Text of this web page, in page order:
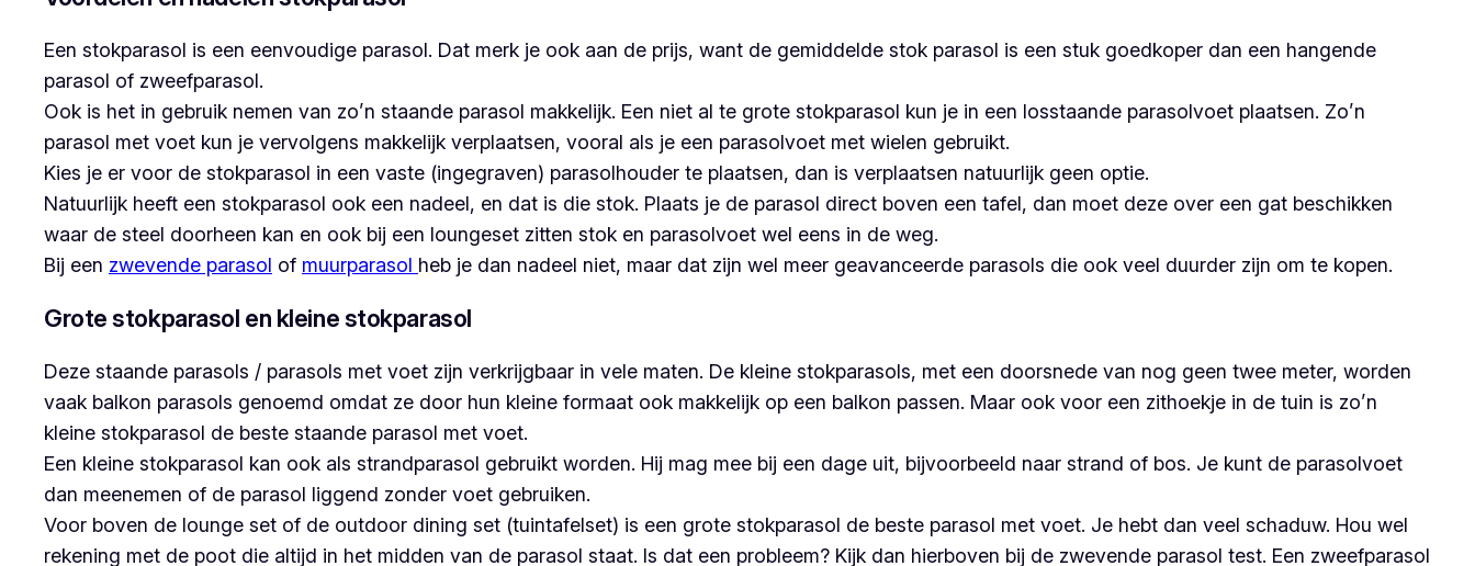
Een stokparasol is een eenvoudige parasol. Dat merk je ook aan de prijs, want de gemiddelde stok parasol is een stuk goedkoper dan een hangende
parasol of zweefparasol.
Ook is het in gebruik nemen van zo’n staande parasol makkelijk. Een niet al te grote stokparasol kun je in een losstaande parasolvoet plaatsen. Zo’n
parasol met voet kun je vervolgens makkelijk verplaatsen, vooral als je een parasolvoet met wielen gebruikt.
Kies je er voor de stokparasol in een vaste (ingegraven) parasolhouder te plaatsen, dan is verplaatsen natuurlijk geen optie.
Natuurlijk heeft een stokparasol ook een nadeel, en dat is die stok. Plaats je de parasol direct boven een tafel, dan moet deze over een gat beschikken
waar de steel doorheen kan en ook bij een loungeset zitten stok en parasolvoet wel eens in de weg.
Bij een zwevende parasol of muurparasol heb je dan nadeel niet, maar dat zijn wel meer geavanceerde parasols die ook veel duurder zijn om te kopen.
Grote stokparasol en kleine stokparasol
Deze staande parasols / parasols met voet zijn verkrijgbaar in vele maten. De kleine stokparasols, met een doorsnede van nog geen twee meter, worden
vaak balkon parasols genoemd omdat ze door hun kleine formaat ook makkelijk op een balkon passen. Maar ook voor een zithoekje in de tuin is zo’n
kleine stokparasol de beste staande parasol met voet.
Een kleine stokparasol kan ook als strandparasol gebruikt worden. Hij mag mee bij een dage uit, bijvoorbeeld naar strand of bos. Je kunt de parasolvoet
dan meenemen of de parasol liggend zonder voet gebruiken.
Voor boven de lounge set of de outdoor dining set (tuintafelset) is een grote stokparasol de beste parasol met voet. Je hebt dan veel schaduw. Hou wel
rekening met de poot die altijd in het midden van de parasol staat. Is dat een probleem? Kijk dan hierboven bij de zwevende parasol test. Een zweefparasol